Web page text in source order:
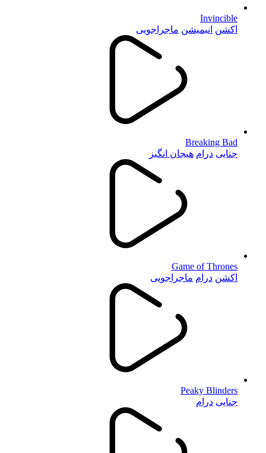
Invincible
اکشن انیمیشن ماجراجویی
Breaking Bad
جنایی درام هیجان انگیز
Game of Thrones
اکشن درام ماجراجویی
Peaky Blinders
جنایی درام